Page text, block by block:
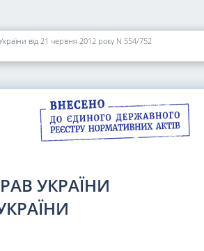
від 21 червня 2012 року N 554/752
УКРАЇНИ